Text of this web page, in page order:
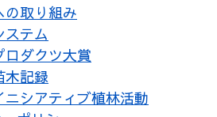
の取り組み
ステム
ロダクツ大賞
木記録
ニシアティブ植林活動